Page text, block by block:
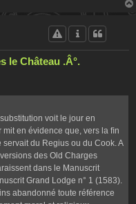
le Château .Â°.
voit le jour en
mit en évidence que, vers la ﬁn
du Regius ou du Cook. A
des Old Charges
dans le Manuscrit
Grand Lodge n° 1 (1583).
abandonné toute référence